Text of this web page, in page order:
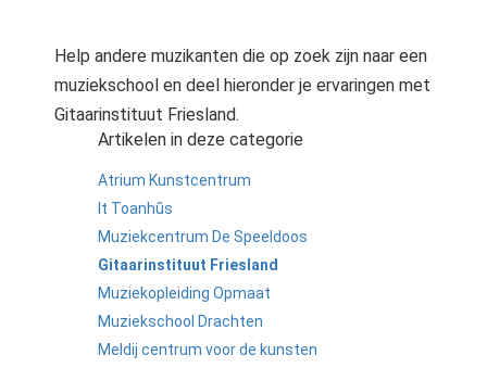
Help andere muzikanten die op zoek zijn naar een
muziekschool en deel hieronder je ervaringen met
Gitaarinstituut Friesland.
Artikelen in deze categorie
Atrium Kunstcentrum
It Toanhȗs
Muziekcentrum De Speeldoos
Gitaarinstituut Friesland
Muziekopleiding Opmaat
Muziekschool Drachten
Meldij centrum voor de kunsten